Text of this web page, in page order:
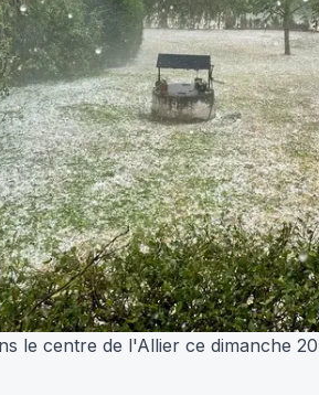
le centre de l'Allier ce dimanche